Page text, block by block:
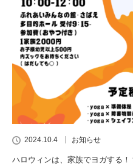
2024.10.4 お知らせ
ハロウィンは、家族でヨガする